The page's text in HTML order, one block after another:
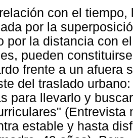
con el
por la
por la distancia con
pueden
frente a un afuera
del traslado
para llevarlo y
(Entrevista
estable y hasta